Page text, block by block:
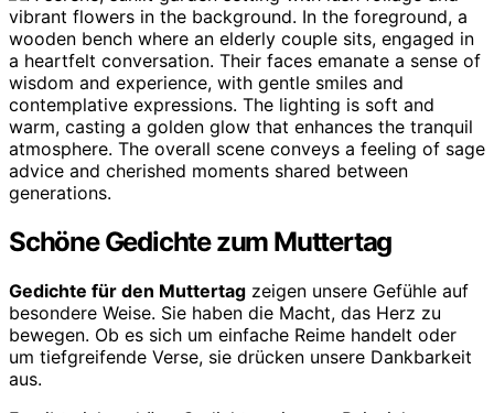
Schöne Gedichte zum Muttertag
Gedichte für den Muttertag zeigen unsere Gefühle auf
besondere Weise. Sie haben die Macht, das Herz zu
bewegen. Ob es sich um einfache Reime handelt oder
um tiefgreifende Verse, sie drücken unsere Dankbarkeit
aus.